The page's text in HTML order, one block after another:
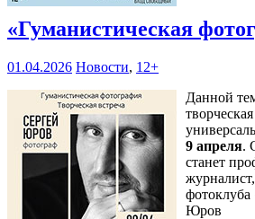
«Гуманистическая
01.04.2026 Новости, 12+
Данной
9 апреля.
станет
Юров